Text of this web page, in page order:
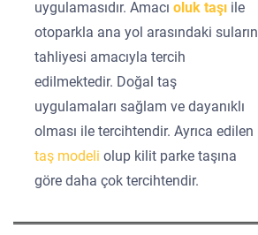
uygulamasıdır. Amacıoluk taşı ile
otoparkla ana yol arasındaki suların
tahliyesi amacıyla tercih
edilmektedir. Doğal taş
uygulamaları sağlam ve dayanıklı
olması ile tercihtendir. Ayrıca edilen
taş modeliolup kilit parke taşına
göre daha çok tercihtendir.